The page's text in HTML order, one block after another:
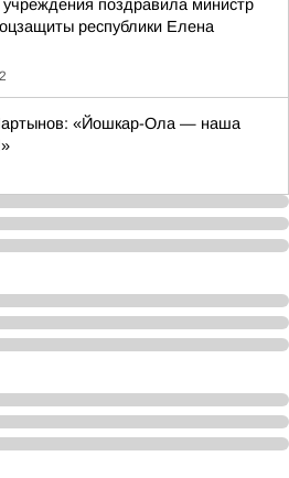
поздравила министр
республики Елена
«Йошкар-Ола — наша